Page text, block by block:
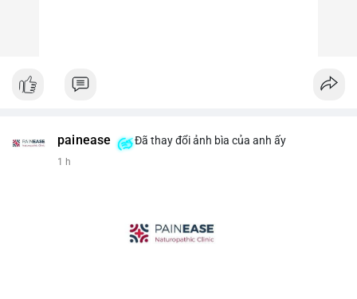
painease Đã thay đổi ảnh bìa của anh ấy
1 h